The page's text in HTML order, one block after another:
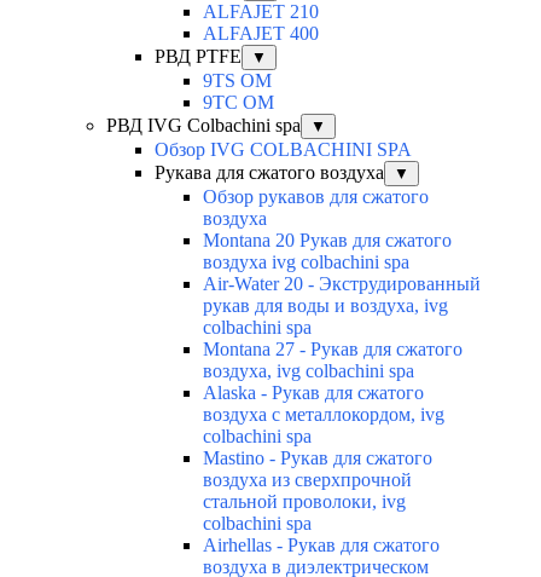
ALFAJET 210
ALFAJET 400
РВД PTFE
▼
9TS OM
9TC OM
РВД IVG Colbachini spa
▼
Обзор IVG COLBACHINI SPA
Рукава для сжатого воздуха
▼
Обзор рукавов для сжатого
воздуха
Montana 20 Рукав для сжатого
воздуха ivg colbachini spa
Air-Water 20 - Экструдированный
рукав для воды и воздуха, ivg
colbachini spa
Montana 27 - Рукав для сжатого
воздуха, ivg colbachini spa
Alaska - Рукав для сжатого
воздуха с металлокордом, ivg
colbachini spa
Mastino - Рукав для сжатого
воздуха из сверхпрочной
стальной проволоки, ivg
colbachini spa
Airhellas - Рукав для сжатого
воздуха в диэлектрическом